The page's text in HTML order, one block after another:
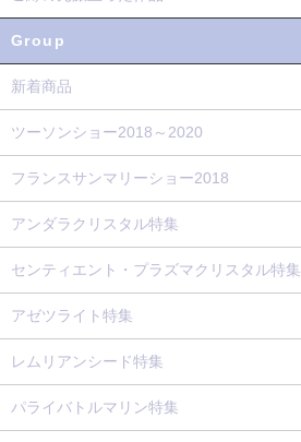
Group
新着商品
ツーソンショー2018～2020
フランスサンマリーショー2018
アンダラクリスタル特集
センティエント・プラズマクリスタル特集
アゼツライト特集
レムリアンシード特集
パライバトルマリン特集